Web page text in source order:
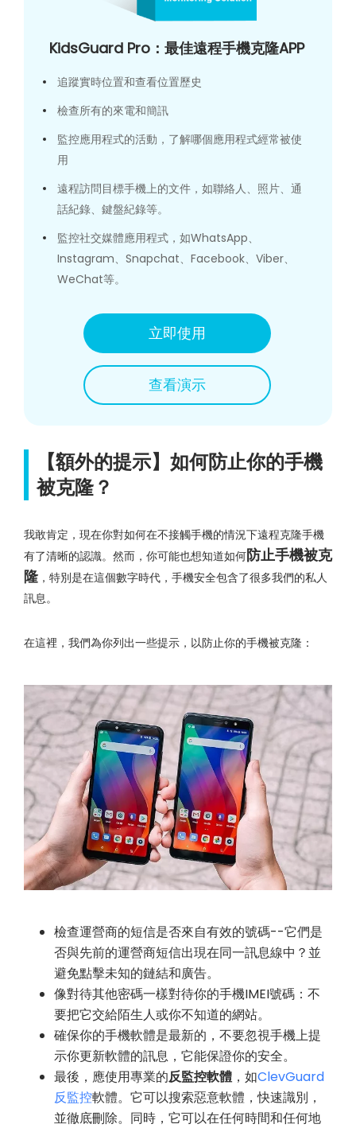
KidsGuard Pro：最佳遠程手機克隆APP
追蹤實時位置和查看位置歷史
檢查所有的來電和簡訊
監控應用程式的活動，了解哪個應用程式經常被使
用
遠程訪問目標手機上的文件，如聯絡人、照片、通
話紀錄、鍵盤紀錄等。
監控社交媒體應用程式，如WhatsApp、
Instagram、Snapchat、Facebook、Viber、
WeChat等。
立即使用
查看演示
【額外的提示】如何防止你的手機
被克隆？
我敢肯定，現在你對如何在不接觸手機的情況下遠程克隆手機
有了清晰的認識。然而，你可能也想知道如何防止手機被克
隆 ，特別是在這個數字時代，手機安全包含了很多我們的私人
訊息。
在這裡，我們為你列出一些提示，以防止你的手機被克隆：
檢查運營商的短信是否來自有效的號碼--它們是
否與先前的運營商短信出現在同一訊息線中？並
避免點擊未知的鏈結和廣告。
像對待其他密碼一樣對待你的手機IMEI號碼：不
要把它交給陌生人或你不知道的網站。
確保你的手機軟體是最新的，不要忽視手機上提
示你更新軟體的訊息，它能保證你的安全。
最後，應使用專業的反監控軟體 ，如ClevGuard
反監控軟體。它可以搜索惡意軟體，快速識別，
並徹底刪除。同時，它可以在任何時間和任何地